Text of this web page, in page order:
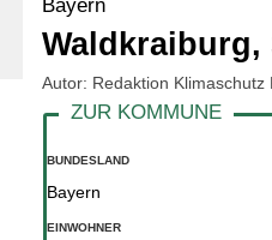
Bayern
Waldkraiburg,
Autor: Redaktion Klimaschutz
BUNDESLAND
Bayern
EINWOHNER